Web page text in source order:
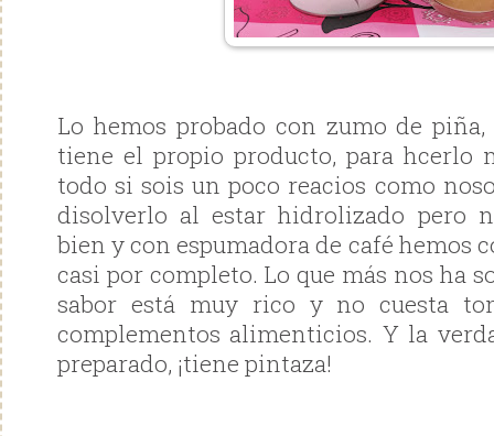
Lo hemos probado con zumo de
tiene el propio producto, para hcerlo
todo si sois un poco reacios como
disolverlo al estar hidrolizado pero
bien y con espumadora de café hemos
casi por completo. Lo que más nos ha
sabor está muy rico y no cuesta
complementos alimenticios. Y la
preparado, ¡tiene pintaza!